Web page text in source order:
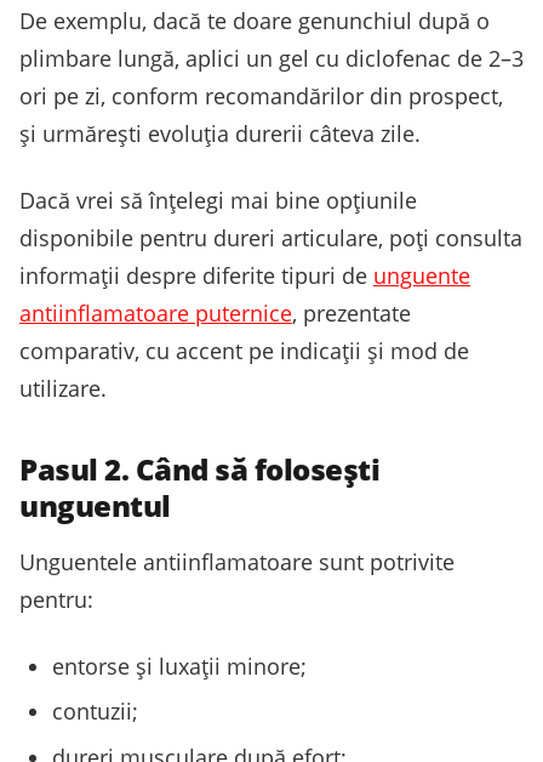
De exemplu, dacă te doare genunchiul după o
plimbare lungă, aplici un gel cu diclofenac de 2–3
ori pe zi, conform recomandărilor din prospect,
și urmărești evoluția durerii câteva zile.
Dacă vrei să înțelegi mai bine opțiunile
disponibile pentru dureri articulare, poți consulta
informații despre diferite tipuri de unguente
antiinflamatoare puternice, prezentate
comparativ, cu accent pe indicații și mod de
utilizare.
Pasul 2. Când să folosești
unguentul
Unguentele antiinflamatoare sunt potrivite
pentru:
entorse și luxații minore;
contuzii;